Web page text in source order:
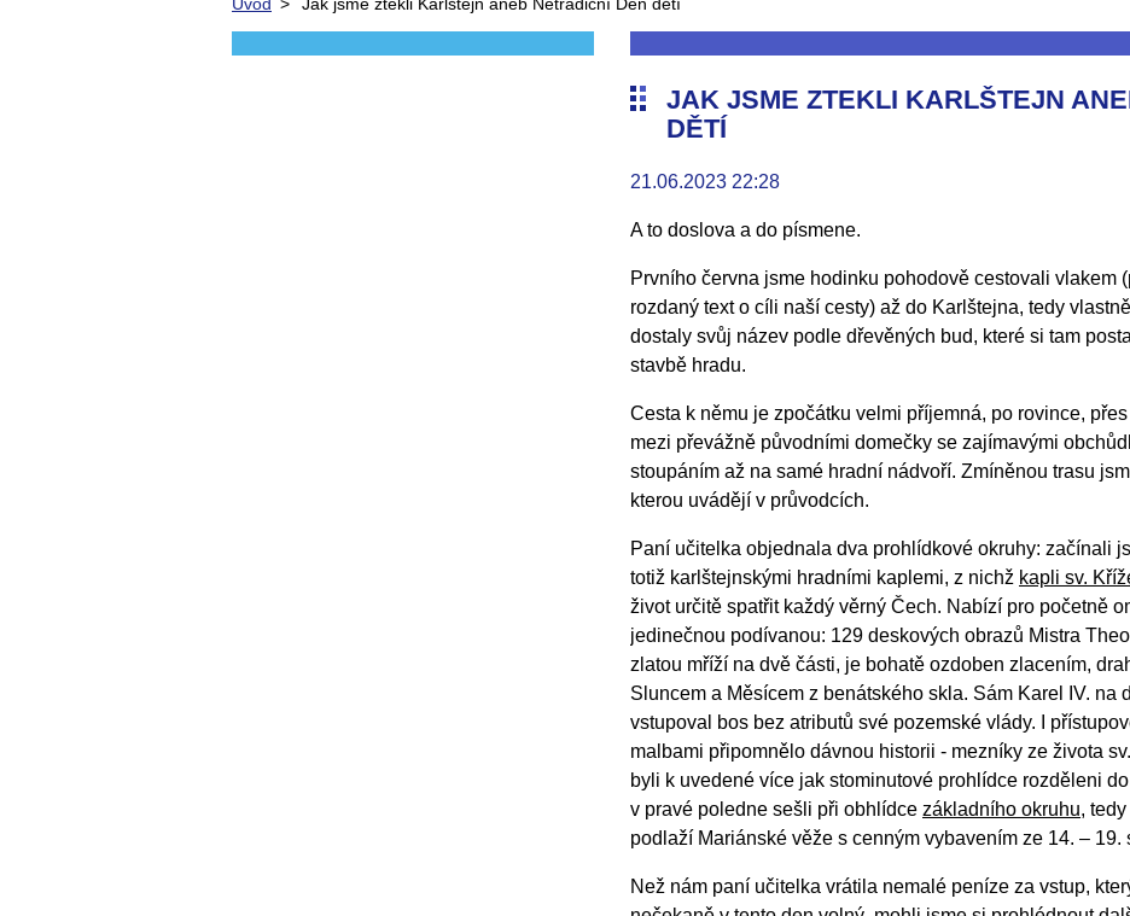
JAK JSME ZTEKLI KARLŠTEJN
DĚTÍ
21.06.2023 22:28
A to doslova a do písmene.
Prvního června jsme hodinku pohodově cestovali vlakem
rozdaný text o cíli naší cesty) až do Karlštejna, tedy
dostaly svůj název podle dřevěných bud, které si tam
stavbě hradu.
Cesta k němu je zpočátku velmi příjemná, po rovince,
mezi převážně původními domečky se zajímavými
stoupáním až na samé hradní nádvoří. Zmíněnou trasu
kterou uvádějí v průvodcích.
Paní učitelka objednala dva prohlídkové okruhy: začínali
totiž karlštejnskými hradními kaplemi, z nichž kapli sv.
život určitě spatřit každý věrný Čech. Nabízí pro početně
jedinečnou podívanou: 129 deskových obrazů Mistra
zlatou mříží na dvě části, je bohatě ozdoben zlacením,
Sluncem a Měsícem z benátského skla. Sám Karel IV. na
vstupoval bos bez atributů své pozemské vlády. I
malbami připomnělo dávnou historii - mezníky ze života
byli k uvedené více jak stominutové prohlídce rozděleni
v pravé poledne sešli při obhlídce základního okruhu,
podlaží Mariánské věže s cenným vybavením ze 14. – 19.
Než nám paní učitelka vrátila nemalé peníze za vstup,